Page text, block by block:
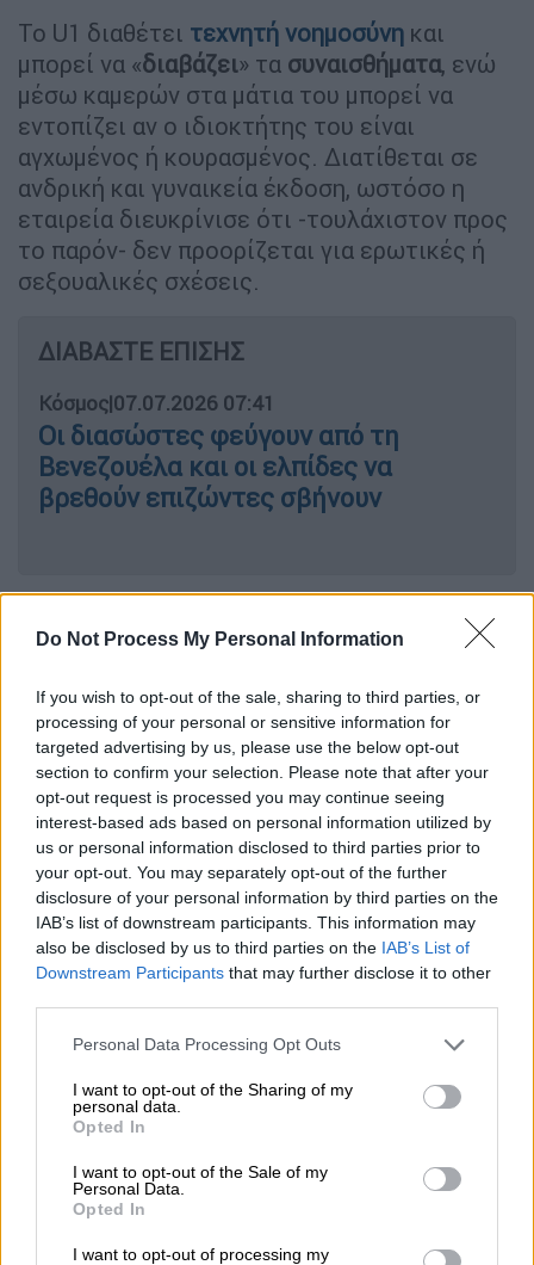
Do Not Process My Personal Information
If you wish to opt-out of the sale, sharing to third parties, or
processing of your personal or sensitive information for
targeted advertising by us, please use the below opt-out
section to confirm your selection. Please note that after your
opt-out request is processed you may continue seeing
interest-based ads based on personal information utilized by
us or personal information disclosed to third parties prior to
your opt-out. You may separately opt-out of the further
disclosure of your personal information by third parties on the
IAB’s list of downstream participants. This information may
also be disclosed by us to third parties on the IAB’s List of
Downstream Participants that may further disclose it to other
Please note that this website/app uses one or more Google
not limited to your visit or usage behaviour. You may click to
grant or deny consent to Google and its third-party tags to
use your data for below specified purposes in below Google
consent section.
Personal Data Processing Opt Outs
I want to opt-out of the Sharing of my
personal data.
Opted In
I want to opt-out of the Sale of my
Personal Data.
Opted In
I want to opt-out of processing my
Το U1 διαθέτει τεχνητή νοημοσύνη και
μπορεί να «διαβάζει» τα συναισθήματα, ενώ
μέσω καμερών στα μάτια του μπορεί να
εντοπίζει αν ο ιδιοκτήτης του είναι
αγχωμένος ή κουρασμένος. Διατίθεται σε
ανδρική και γυναικεία έκδοση, ωστόσο η
εταιρεία διευκρίνισε ότι -τουλάχιστον προς
το παρόν- δεν προορίζεται για ερωτικές ή
σεξουαλικές σχέσεις.
ΔΙΑΒΑΣΤΕ ΕΠΙΣΗΣ
Κόσμος|07.07.2026 07:41
Οι διασώστες φεύγουν από τη
Βενεζουέλα και οι ελπίδες να
βρεθούν επιζώντες σβήνουν
συντροφιά και συναισθηματική υποστήριξη
σπιτιού. Η τιμή του κυμαίνεται από 13.200
λίρες έως 109.000 λίρες.
«Θα σας συντροφεύουν για μια ζωή»
συντροφεύουν για μια ζωή. Δεν θα σας
προδώσουν ποτέ, θα είναι πάντα πιστά και
θα σας αγαπούν άνευ όρων», δήλωσε κατά